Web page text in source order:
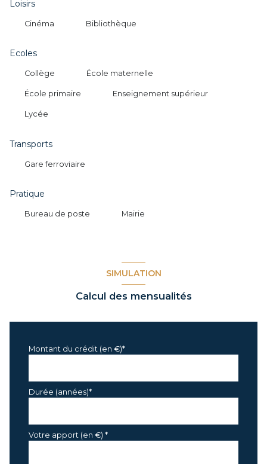
Loisirs
Cinéma Bibliothèque
Ecoles
Collège École maternelle
École primaire Enseignement supérieur
Lycée
Transports
Gare ferroviaire
Pratique
Bureau de poste Mairie
SIMULATION
Calcul des mensualités
Montant du crédit (en €)*
Durée (années)*
Votre apport (en €) *